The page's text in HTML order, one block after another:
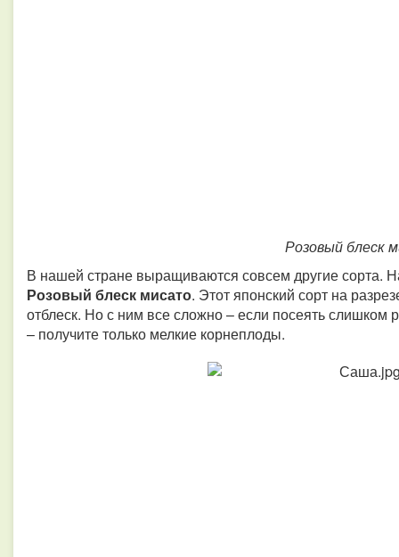
Розовый блеск
В нашей стране выращиваются совсем другие сорта.
Розовый блеск мисато. Этот японский сорт на
отблеск. Но с ним все сложно – если посеять слишком
– получите только мелкие корнеплоды.